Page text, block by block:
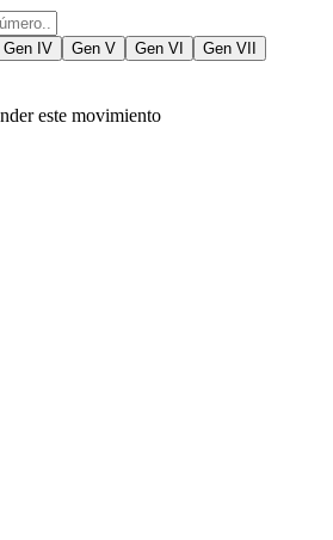
Gen IV Gen V Gen VI
Gen VII
este movimiento